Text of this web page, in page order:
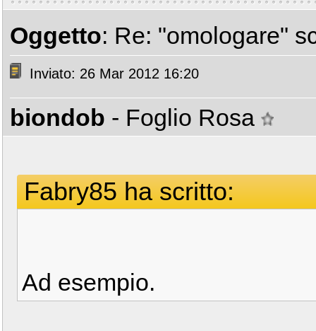
Oggetto: Re: "omologare"
Inviato: 26 Mar 2012 16:20
biondob - Foglio Rosa
Fabry85 ha scritto:
Ad esempio.